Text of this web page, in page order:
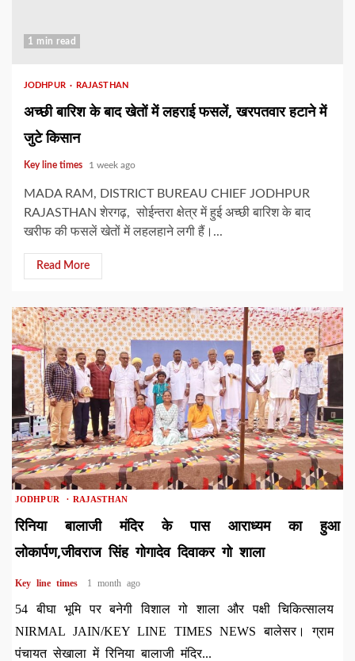
1 min read
JODHPUR RAJASTHAN
अच्छी बारिश के बाद खेतों में लहराई फसलें, खरपतवार हटाने में
जुटे किसान
Key line times 1 week ago
MADA RAM, DISTRICT BUREAU CHIEF JODHPUR
RAJASTHAN शेरगढ़, सोईन्तरा क्षेत्र में हुई अच्छी बारिश के बाद
खरीफ की फसलें खेतों में लहलहाने लगी हैं।...
Read More
1 min read
JODHPUR RAJASTHAN
रिनिया बालाजी मंदिर के पास आराध्यम का हुआ
लोकार्पण,जीवराज सिंह गोगादेव दिवाकर गो शाला
Key line times 1 month ago
54 बीघा भूमि पर बनेगी विशाल गो शाला और पक्षी चिकित्सालय
NIRMAL JAIN/KEY LINE TIMES NEWS बालेसर। ग्राम
पंचायत सेखाला में रिनिया बालाजी मंदिर...